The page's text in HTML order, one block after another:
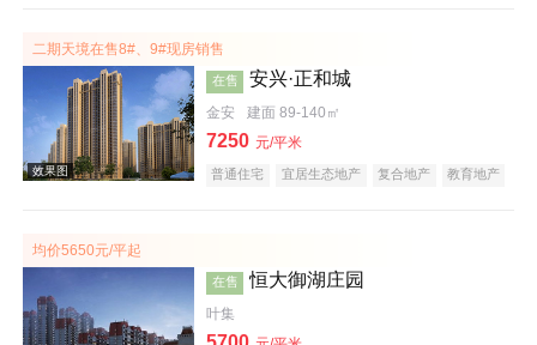
二期天境在售8#、9#现房销售
在售 安兴·正和城
金安 建面 89-140㎡
7250 元/平米
普通住宅 宜居生态地产 复合地产
教育地产
均价5650元/平起
在售 恒大御湖庄园
叶集